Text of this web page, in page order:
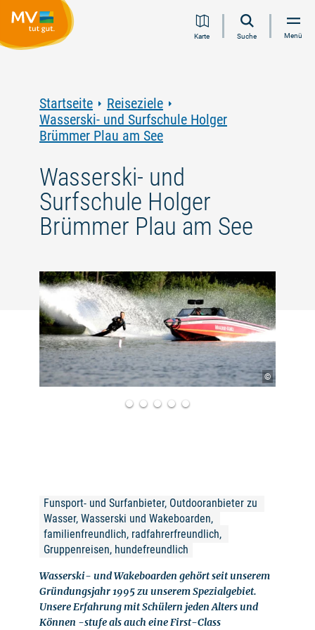
Inhalt
Navigation
Volltextsuche
FooterKarte Suche Menü
Startseite
Reiseziele
Wasserski- und Surfschule Holger
Brümmer Plau am See
Wasserski- und
Surfschule Holger
Brümmer Plau am See
©
Funsport- und Surfanbieter, Outdooranbieter zu
Wasser, Wasserski und Wakeboarden,
familienfreundlich, radfahrerfreundlich,
Gruppenreisen, hundefreundlich
Wasserski- und Wakeboarden gehört seit unserem
Gründungsjahr 1995 zu unserem Spezialgebiet.
Unsere Erfahrung mit Schülern jeden Alters und
Können -stufe als auch eine First-Class